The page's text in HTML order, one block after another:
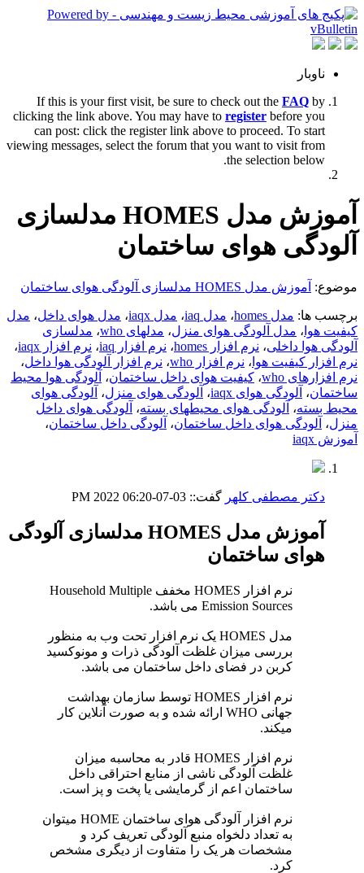
ناوبار
If this is your first visit, be sure to check out the FAQ by
clicking the link above. You may have to register before you
can post: click the register link above to proceed. To start
viewing messages, select the forum that you want to visit from
the selection below.
آموزش مدل HOMES مدلسازی
آلودگی هوای ساختمان
موضوع: آموزش مدل HOMES مدلسازی آلودگی هوای ساختمان
برچسب ها: مدل homes ، مدل iaq ، مدل iaqx ، مدل هوای داخل، مدل
کیفیت هوا ، مدل آلودگی هوای منزل، مدلهای who ، مدلسازی
آلودگی هوا داخلی، نرم افزار homes ، نرم افزار iaq ، نرم افزار iaqx
،
نرم افزار کیفیت هوا ، نرم افزار who ، نرم افزار آلودگی هوا داخل،
نرم افزارهای who
، کیفیت هوای داخل ساختمان، آلودگی هوا محیط
ساختمان، آلودگی هوای iaqx ، آلودگی هوای منزل، آلودگی هوای
محیط بسته، آلودگی هوای محیطهای بسته، آلودگی هوای داخل
منزل، آلودگی هوای داخل ساختمان، آلودگی داخل ساختمان،
آموزش iaqx
دکتر مصطفی کلهر گفت:: 03-07-2022
06:20 PM
آموزش مدل HOMES مدلسازی آلودگی
هوای ساختمان
نرم افزار HOMES مخفف Household Multiple
Emission Sources می باشد.
مدل HOMES یک نرم افزار تحت وب به منظور
بررسی میزان غلظت آلودگی ذرات و مونوکسید
کربن در فضای داخل ساختمان می باشد.
نرم افزار HOMES توسط سازمان بهداشت
جهانی WHO ارائه شده و به صورت آنلاین کار
میکند.
نرم افزار HOMES قادر به محاسبه میزان
غلظت آلودگی ناشی از منابع احتراقی داخل
ساختمان اعم از گرمایشی یا پخت و پز است.
نرم افزار آلودگی هوای ساختمان HOME میتوان
به تعداد دلخواه منبع آلودگی تعریف کرد و
مشخصات هر یک را متفاوت از دیگری مشخص
کرد.